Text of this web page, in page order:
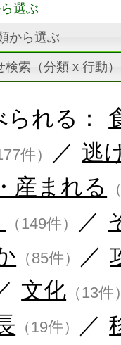
選ぶ
から選ぶ
検索（分類 x 行動）
れる：
件） ／ 逃
産まれる
（149件） ／
（85件） ／
文化 （13件
（19件） ／